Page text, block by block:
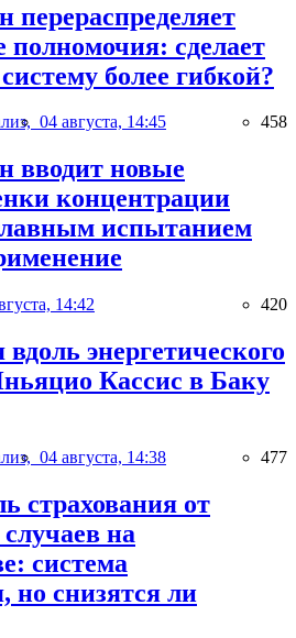
перераспределяет
сделает
более гибкой?
04 августа, 14:45 458
вводит новые
концентрации
испытанием
14:42 420
энергетического
Кассис в Баку
04 августа, 14:38 477
страхования от
на
система
но снизятся ли